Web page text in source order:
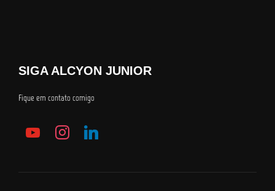
SIGA ALCYON JUNIOR
Fique em contato comigo